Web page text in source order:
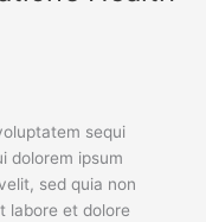
sequi
dolorem ipsum
sed quia non
labore et dolore